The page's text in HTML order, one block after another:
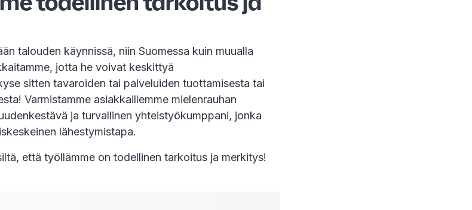
talouden käynnissä, niin Suomessa kuin muualla
jotta he voivat keskittyä
sitten tavaroiden tai palveluiden tuottamisesta tai
Varmistamme asiakkaillemme mielenrauhan
ja turvallinen yhteistyökumppani, jonka
lähestymistapa.
että työllämme on todellinen tarkoitus ja merkitys!